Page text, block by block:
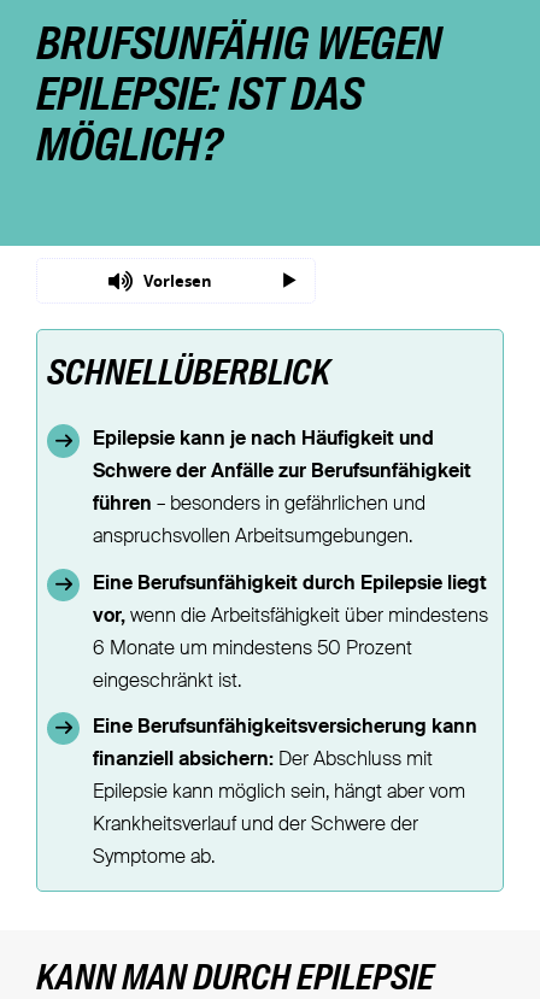
Nachhaltigkeit
Magazin
BRUFSUNFÄHIG WEGEN
EPILEPSIE: IST DAS
MÖGLICH?
Vorlesen
SCHNELLÜBERBLICK
Epilepsie kann je nach Häufigkeit und
Schwere der Anfälle zur Berufsunfähigkeit
führen – besonders in gefährlichen und
anspruchsvollen Arbeitsumgebungen.
Eine Berufsunfähigkeit durch Epilepsie liegt
vor, wenn die Arbeitsfähigkeit über mindestens
6 Monate um mindestens 50 Prozent
eingeschränkt ist.
Eine Berufsunfähigkeitsversicherung kann
finanziell absichern: Der Abschluss mit
Epilepsie kann möglich sein, hängt aber vom
Krankheitsverlauf und der Schwere der
Symptome ab.
KANN MAN DURCH EPILEPSIE